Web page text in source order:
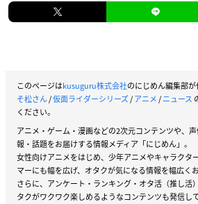
このページはkusuguru株式会社のにじめん編集部が
そ松さん/仮面ライダーシリーズ/アニメ/ニュース
ください。
アニメ・ゲーム・漫画などの2次元コンテンツや、
報・話題をお届けする情報メディア「にじめん」。
女性向けアニメをはじめ、少年アニメやキャラクタ
マーにも幅を広げ、オタクが気になる情報を幅広く
さらに、アンケート・ランキング・オタ活（推し活
タクがワクワク楽しめるようなコンテンツも発信して